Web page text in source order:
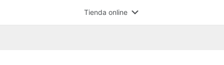
Tienda online